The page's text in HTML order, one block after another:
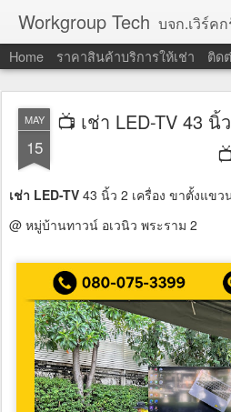
Workgroup Tech บจก.เวิร์คกรุ๊ป เทค บริการให้ เช่าคอมพิวเตอร์ โน้ตบุ๊ค
Home ราคาสินค้าบริการให้เช่า ติด
MAY
15
📺 เช่า LED-TV 43
เช่า LED-TV 43 นิ้ว 2 เครื่อง ขาตั้งแขว
@ หมู่บ้านทาวน์ อเวนิว พระราม 2